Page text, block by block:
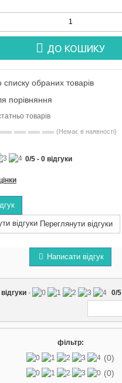
ДО КОШИКУ
списку обраних товарів
порівняння
товарів
(Немає в наявності)
0/5 - 0 відгуки
Переглянути відгуки
Написати відгук
відгуки - 0/5
фільтр:
(0)
(0)